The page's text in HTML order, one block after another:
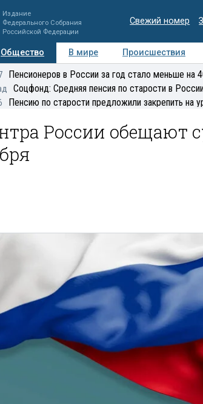
Издание
Федерального Собрания
Российской Федерации
Свежий номер
Общество В мире Происшествия
Регионы Медиацентр
Пенсионеров в России за год стало меньше на
Соцфонд: Средняя пенсия по старости в
Пенсию по старости предложили закрепить на
России обещают